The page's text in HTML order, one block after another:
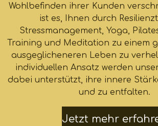
Wohlbefinden ihrer Kunden
ist es, Ihnen durch
Stressmanagement, Yoga,
Training und Meditation zu einem
ausgeglicheneren Leben zu
individuellen Ansatz werden
dabei unterstützt, ihre innere
und zu entfalten.
Jetzt mehr